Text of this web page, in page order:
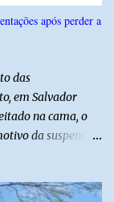
após perder a
das
em Salvador
na cama, o
da suspensão
contou que